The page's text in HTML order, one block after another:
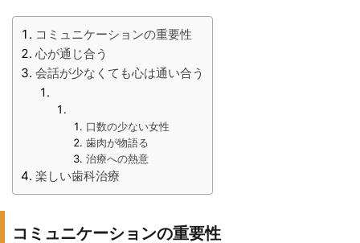
コミュニケーションの重要性
心が通じ合う
会話が少なくても心は通い合う
口数の少ない女性
歯肉が物語る
治療への熱意
楽しい歯科治療
コミュニケーションの重要性